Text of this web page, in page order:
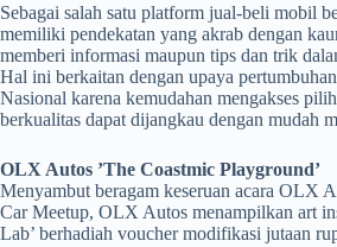
Sebagai salah satu platform jual-beli mobil
memiliki pendekatan yang akrab dengan
memberi informasi maupun tips dan trik
Hal ini berkaitan dengan upaya
Nasional karena kemudahan mengakses
berkualitas dapat dijangkau dengan mudah
OLX Autos ’The Coastmic Playground’
Menyambut beragam keseruan acara OLX
Car Meetup, OLX Autos menampilkan art
Lab’ berhadiah voucher modifikasi jutaan